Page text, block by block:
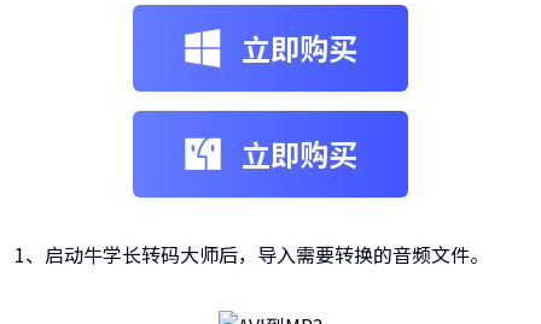
立即购买
立即购买
1、启动牛学长转码大师后，导入需要转换的音频文件。